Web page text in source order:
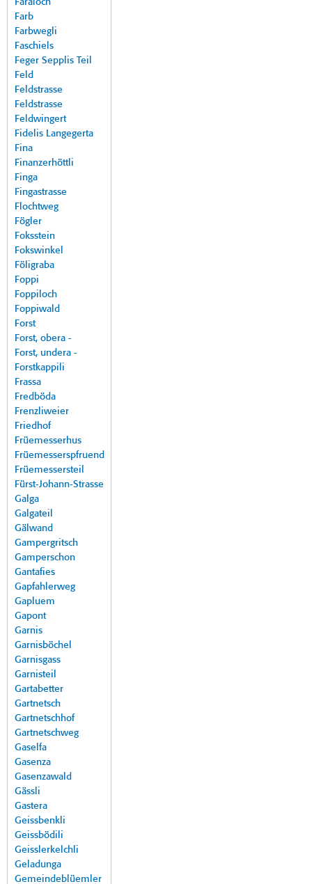
Faraloch
Farb
Farbwegli
Faschiels
Feger Sepplis Teil
Feld
Feldstrasse
Feldstrasse
Feldwingert
Fidelis Langegerta
Fina
Finanzerhöttli
Finga
Fingastrasse
Flochtweg
Fögler
Foksstein
Fokswinkel
Föligraba
Foppi
Foppiloch
Foppiwald
Forst
Forst, obera -
Forst, undera -
Forstkappili
Frassa
Fredböda
Frenzliweier
Friedhof
Früemesserhus
Früemesserspfruend
Früemessersteil
Fürst-Johann-Strasse
Galga
Galgateil
Gälwand
Gampergritsch
Gamperschon
Gantafies
Gapfahlerweg
Gapluem
Gapont
Garnis
Garnisböchel
Garnisgass
Garnisteil
Gartabetter
Gartnetsch
Gartnetschhof
Gartnetschweg
Gaselfa
Gasenza
Gasenzawald
Gässli
Gastera
Geissbenkli
Geissbödili
Geisslerkelchli
Geladunga
Gemeindeblüemler